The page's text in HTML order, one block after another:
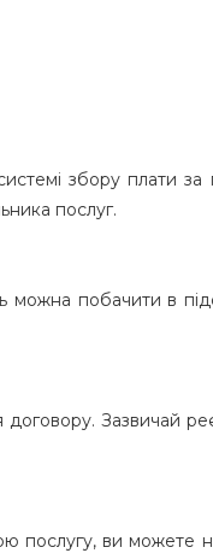
збору плати
послуг.
можна побачити в
Зазвичай
послугу, ви можете